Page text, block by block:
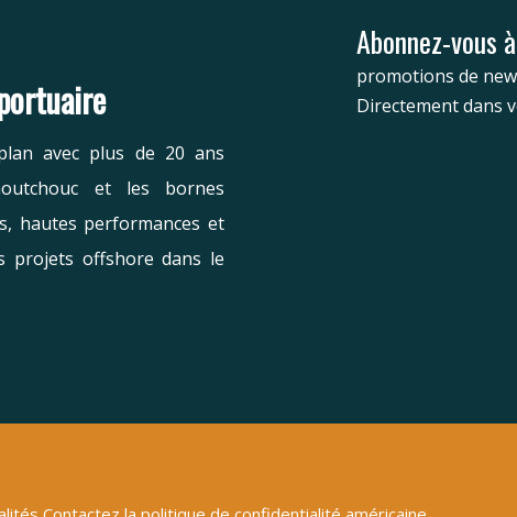
avec plus de 20 ans
et les bornes
hautes performances et
projets offshore dans le
Abonnez-vous
promotions de
Directement dans